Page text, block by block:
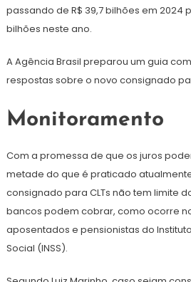
passando de R$ 39,7 bilhões em 2024
bilhões neste ano.
A Agência Brasil preparou um guia
respostas sobre o novo consignado
Monitoramento
Com a promessa de que os juros
metade do que é praticado
consignado para CLTs não tem limite
bancos podem cobrar, como ocorre
aposentados e pensionistas do
Social (INSS).